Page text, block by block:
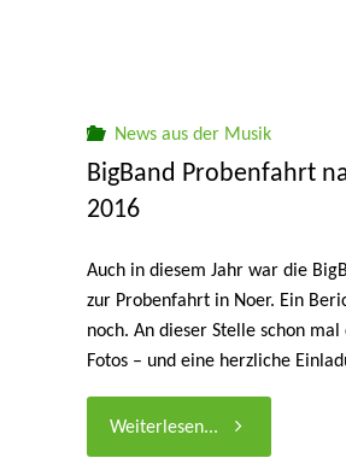
News aus der Musik
BigBand Probenfahrt
2016
Auch in diesem Jahr war die
zur Probenfahrt in Noer. Ein
noch. An dieser Stelle schon
Fotos – und eine herzliche
Weiterlesen... "BigBand